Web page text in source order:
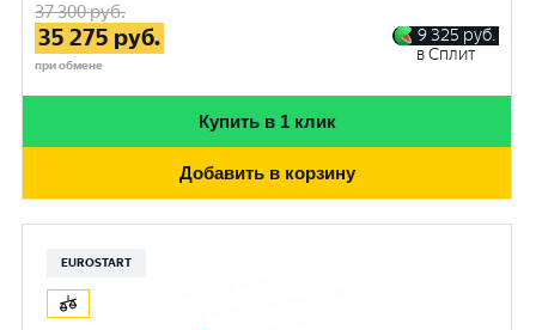
37 300руб.
35 275 руб.
при обмене
9 325 руб.
в Сплит
Купить в 1 клик
Добавить в корзину
EUROSTART